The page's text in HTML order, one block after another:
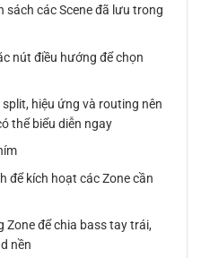
sách các Scene đã lưu trong
nút điều hướng để chọn
hiệu ứng và routing nên
thể biểu diễn ngay
để kích hoạt các Zone cần
để chia bass tay trái,
nền